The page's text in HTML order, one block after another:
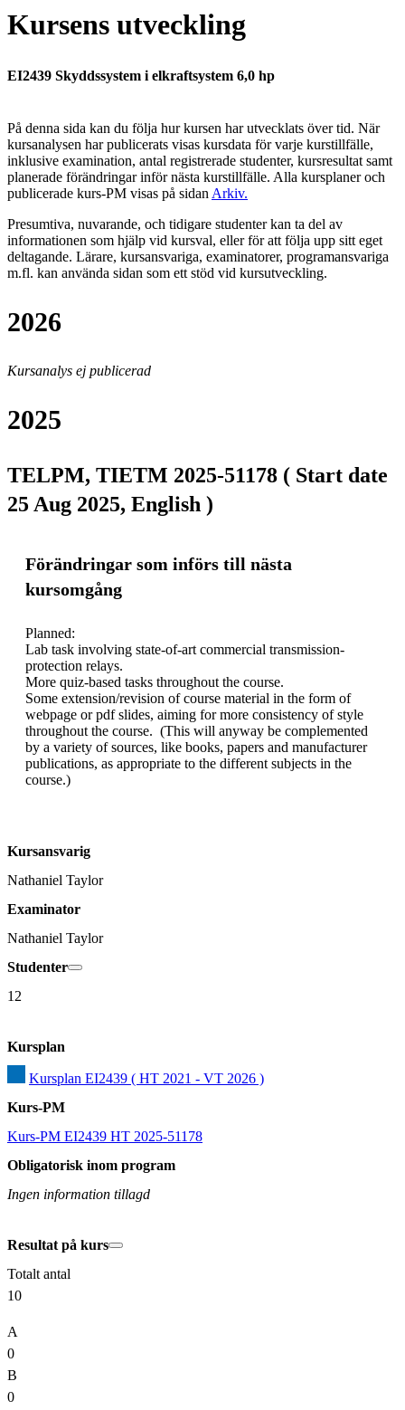
Kursens utveckling
EI2439 Skyddssystem i elkraftsystem 6,0 hp
På denna sida kan du följa hur kursen har utvecklats över tid. När
kursanalysen har publicerats visas kursdata för varje kurstillfälle,
inklusive examination, antal registrerade studenter, kursresultat samt
planerade förändringar inför nästa kurstillfälle. Alla kursplaner och
publicerade kurs-PM visas på sidan Arkiv.
Presumtiva, nuvarande, och tidigare studenter kan ta del av
informationen som hjälp vid kursval, eller för att följa upp sitt eget
deltagande. Lärare, kursansvariga, examinatorer, programansvariga
m.fl. kan använda sidan som ett stöd vid kursutveckling.
2026
Kursanalys ej publicerad
2025
TELPM, TIETM 2025-51178 ( Start date
25 Aug 2025, English )
Förändringar som införs till nästa
kursomgång
Planned:
Lab task involving state-of-art commercial transmission-
protection relays.
More quiz-based tasks throughout the course.
Some extension/revision of course material in the form of
webpage or pdf slides, aiming for more consistency of style
throughout the course.  (This will anyway be complemented
by a variety of sources, like books, papers and manufacturer
publications, as appropriate to the different subjects in the
course.)
Kursansvarig
Nathaniel Taylor
Examinator
Nathaniel Taylor
Studenter
12
Kursplan
Kursplan EI2439 ( HT 2021 - VT 2026 )
Kurs-PM
Kurs-PM EI2439 HT 2025-51178
Obligatorisk inom program
Ingen information tillagd
Resultat på kurs
Totalt antal
10
A
0
B
0